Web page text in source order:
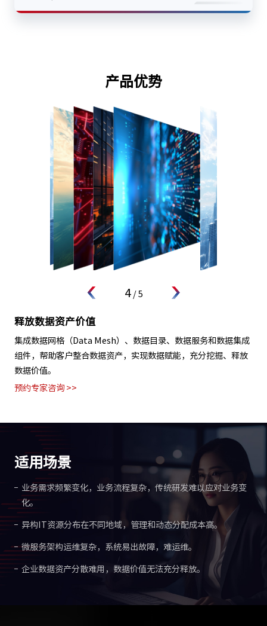
产品优势
4/ 5
释放数据资产价值
集成数据网格（Data Mesh）、数据目录、数据服务和数据集成
组件，帮助客户整合数据资产，实现数据赋能，充分挖掘、释放
数据价值。
预约专家咨询 >>
适用场景
业务需求频繁变化，业务流程复杂，传统研发难以应对业务变
化。
异构IT资源分布在不同地域，管理和动态分配成本高。
微服务架构运维复杂，系统易出故障，难运维。
企业数据资产分散难用，数据价值无法充分释放。